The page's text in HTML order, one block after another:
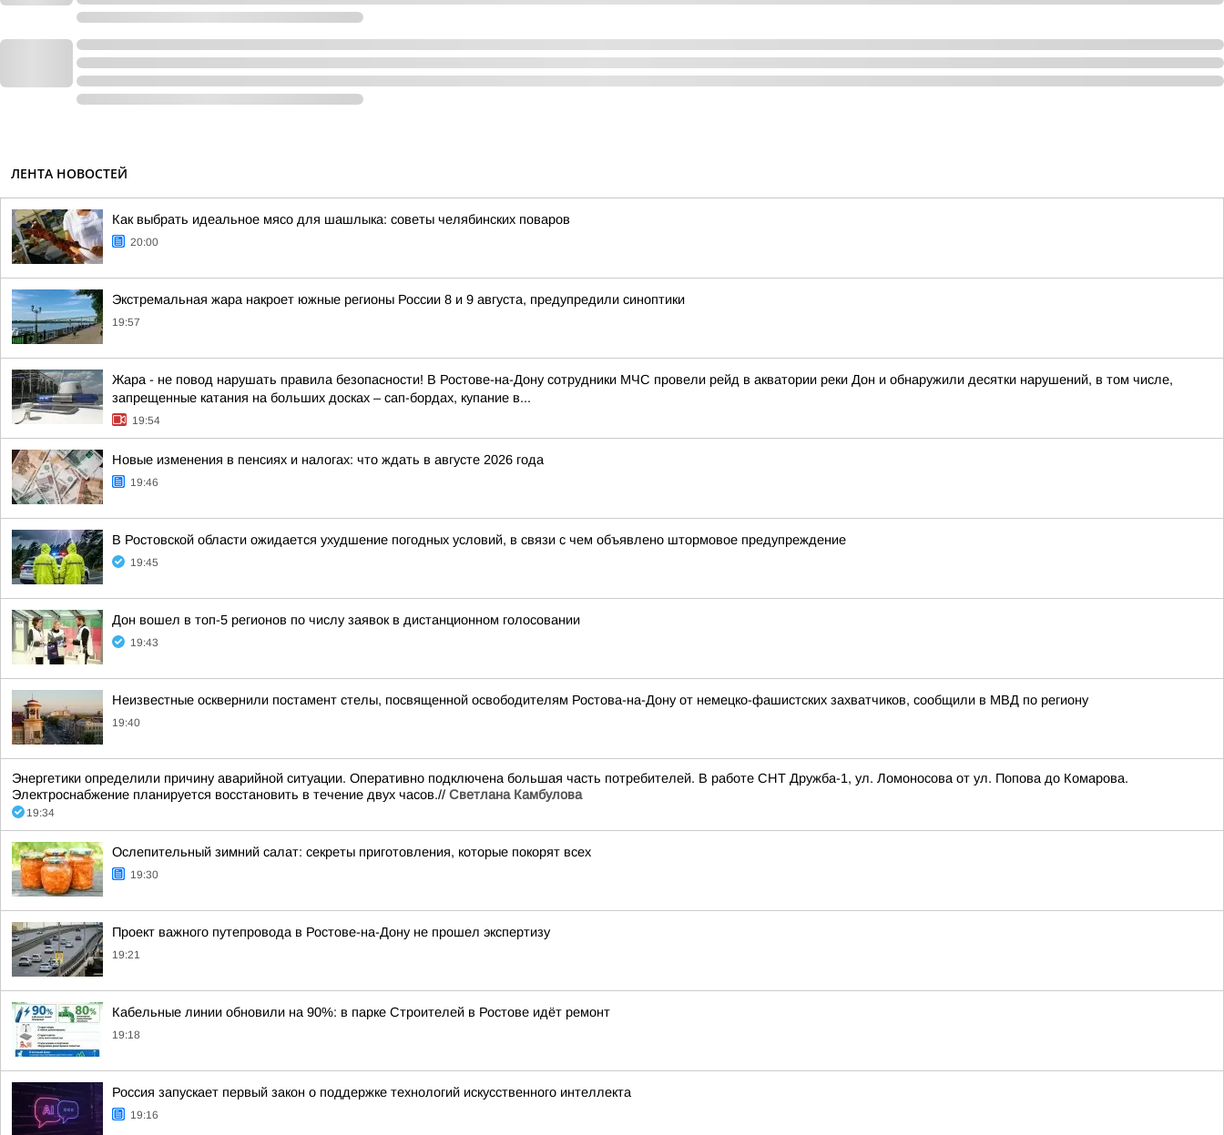
ЛЕНТА НОВОСТЕЙ
Как выбрать идеальное мясо для шашлыка: советы челябинских поваров
20:00
Экстремальная жара накроет южные регионы России 8 и 9 августа, предупредили синоптики
19:57
Жара - не повод нарушать правила безопасности! В Ростове-на-Дону сотрудники МЧС провели рейд в акватории реки Дон и обнаружили десятки нарушений, в том числе,
запрещенные катания на больших досках – сап-бордах, купание в...
19:54
Новые изменения в пенсиях и налогах: что ждать в августе 2026 года
19:46
В Ростовской области ожидается ухудшение погодных условий, в связи с чем объявлено штормовое предупреждение
19:45
Дон вошел в топ-5 регионов по числу заявок в дистанционном голосовании
19:43
Неизвестные осквернили постамент стелы, посвященной освободителям Ростова-на-Дону от немецко-фашистских захватчиков, сообщили в МВД по региону
19:40
Энергетики определили причину аварийной ситуации. Оперативно подключена большая часть потребителей. В работе СНТ Дружба-1, ул. Ломоносова от ул. Попова до Комарова.
Электроснабжение планируется восстановить в течение двух часов.// Светлана Камбулова
19:34
Ослепительный зимний салат: секреты приготовления, которые покорят всех
19:30
Проект важного путепровода в Ростове-на-Дону не прошел экспертизу
19:21
Кабельные линии обновили на 90%: в парке Строителей в Ростове идёт ремонт
19:18
Россия запускает первый закон о поддержке технологий искусственного интеллекта
19:16